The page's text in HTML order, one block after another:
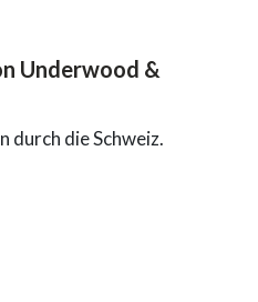
Underwood &
durch die Schweiz.